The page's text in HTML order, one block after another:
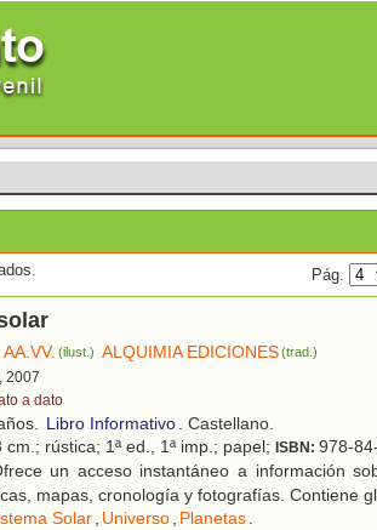
Pág.
AA.VV. (ilust.) ALQUIMIA EDICIONES (trad.)
2007
a dato
Libro Informativo. Castellano.
rústica; 1ª ed., 1ª imp.; papel; ISBN: 978-
un acceso instantáneo a información
mapas, cronología y fotografías. Contiene
Solar, Universo, Planetas.